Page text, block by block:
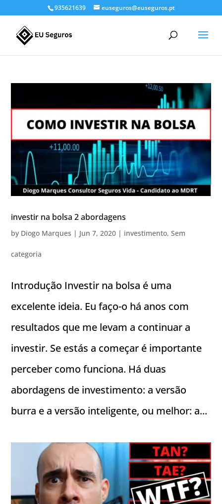
935621639 euseguros@euseguros.pt
investir na bolsa 2 abordagens
by Diogo Marques | Jun 7, 2020 | investimento,Sem
categoria
Introdução Investir na bolsa é uma
excelente ideia. Eu faço-o há anos com
resultados que me levam a continuar a
investir. Se estás a começar é importante
perceber como funciona. Há duas
abordagens de investimento: a versão
burra e a versão inteligente, ou melhor: a...